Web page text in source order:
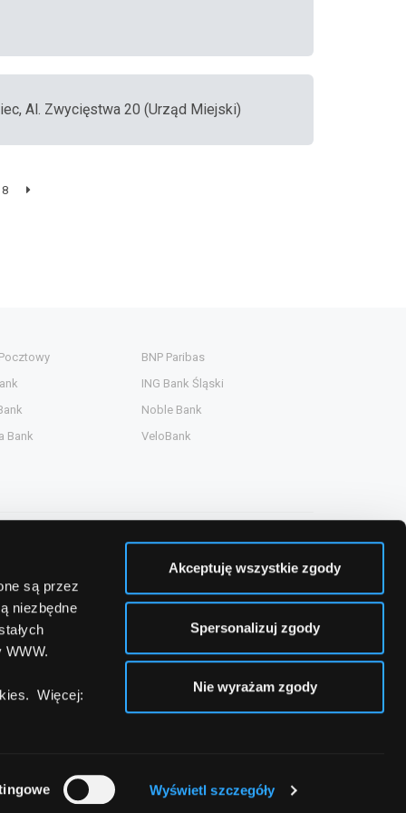
są przez
niezbędne
Więcej:
Wyświetl szczegóły
Akceptuję wszystkie zgody
Spersonalizuj zgody
Nie wyrażam zgody
Al. Zwycięstwa 20 (Urząd Miejski)
8
BNP Paribas
ING Bank Śląski
Noble Bank
Bank
VeloBank